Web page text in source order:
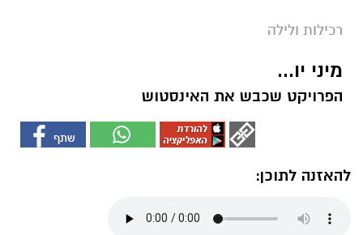
רכילות ולילה
מיני יו...
הפרויקט שכבש את האינסטוש
להאזנה לתוכן: